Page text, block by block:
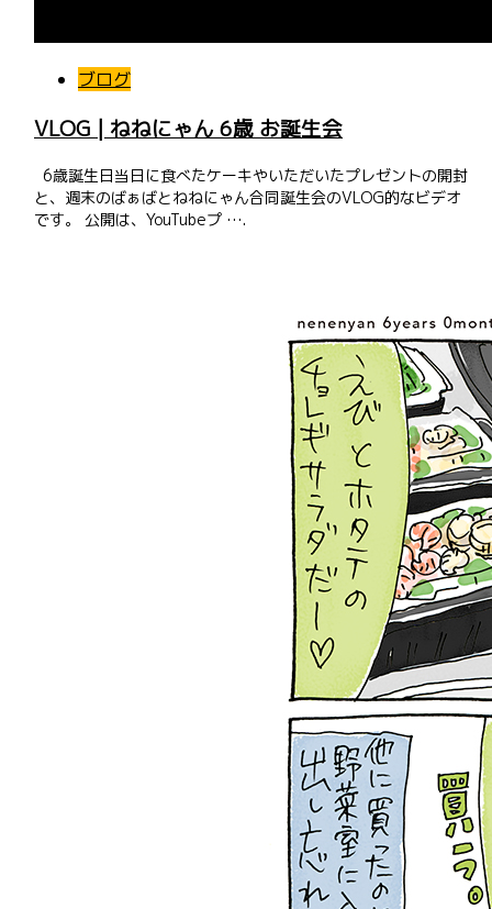
ブログ
VLOG | ねねにゃん 6歳 お誕生会
6歳誕生日当日に食べたケーキやいただいたプレゼントの開封
と、週末のばぁばとねねにゃん合同誕生会のVLOG的なビデオ
です。 公開は、YouTubeプ ….